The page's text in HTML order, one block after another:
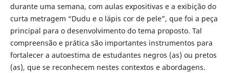
durante uma semana, com aulas expositivas e a exibição do
curta metragem “Dudu e o lápis cor de pele”, que foi a peça
principal para o desenvolvimento do tema proposto. Tal
compreensão e prática são importantes instrumentos para
fortalecer a autoestima de estudantes negros (as) ou pretos
(as), que se reconhecem nestes contextos e abordagens.